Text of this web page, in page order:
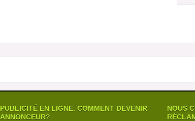
PUBLICITÉ EN LIGNE. COMMENT DEVENIR
ANNONCEUR?
NOUS